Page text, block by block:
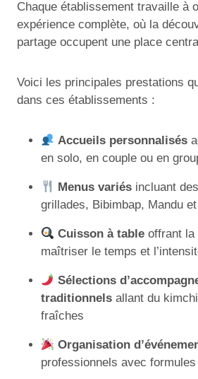
Chaque établissement travaille à
expérience complète, où la
partage occupent une place
Voici les principales prestations
dans ces établissements :
Accueils personnalisés
en solo, en couple ou en
Menus variés incluant
grillades, Bibimbap, Mandu
Cuisson à table offrant la
maîtriser le temps et
Sélections
traditionnels allant du
fraîches
Organisation
professionnels avec formules